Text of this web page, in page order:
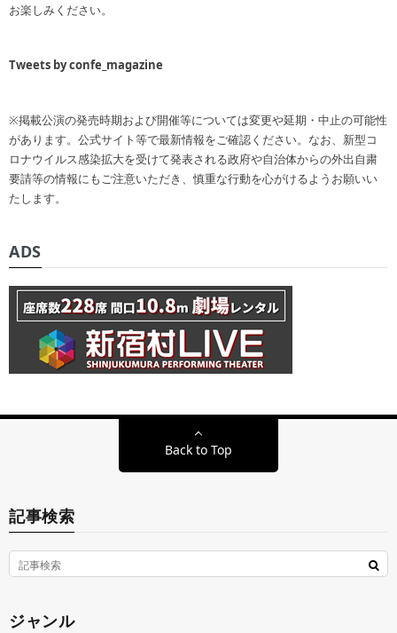
お楽しみください。
Tweets by confe_magazine
※掲載公演の発売時期および開催等については変更や延期・中止の可能性
があります。公式サイト等で最新情報をご確認ください。なお、新型コ
ロナウイルス感染拡大を受けて発表される政府や自治体からの外出自粛
要請等の情報にもご注意いただき、慎重な行動を心がけるようお願いい
たします。
ADS
Back to Top
記事検索
ジャンル